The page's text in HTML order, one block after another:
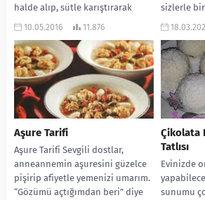
halde alıp, sütle karıştırarak
yaparız. Oysaki evde kendinizde
10.05.2016 11.876
sizlerle bir
diyorum.
Aşure Tarifi
Aşure Tarifi Sevgili dostlar,
anneannemin aşuresini güzelce
pişirip afiyetle yemenizi umarım.
“Gözümü açtığımdan beri” diye
Çikolata
Tatlısı
Evinizde
sunumu